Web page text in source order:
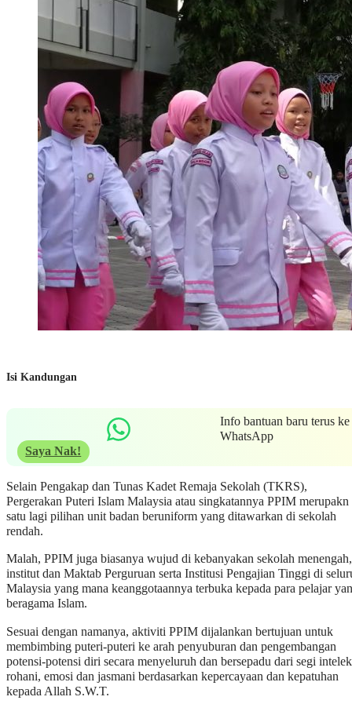
Isi Kandungan
Info bantuan baru terus ke
WhatsApp
Saya Nak!
Selain Pengakap dan Tunas Kadet Remaja Sekolah (TKRS),
Pergerakan Puteri Islam Malaysia atau singkatannya PPIM merupakn
satu lagi pilihan unit badan beruniform yang ditawarkan di sekolah
rendah.
Malah, PPIM juga biasanya wujud di kebanyakan sekolah menengah,
institut dan Maktab Perguruan serta Institusi Pengajian Tinggi di
Malaysia yang mana keanggotaannya terbuka kepada para pelajar
beragama Islam.
Sesuai dengan namanya, aktiviti PPIM dijalankan bertujuan untuk
membimbing puteri-puteri ke arah penyuburan dan pengembangan
potensi-potensi diri secara menyeluruh dan bersepadu dari segi
rohani, emosi dan jasmani berdasarkan kepercayaan dan kepatuhan
kepada Allah S.W.T.